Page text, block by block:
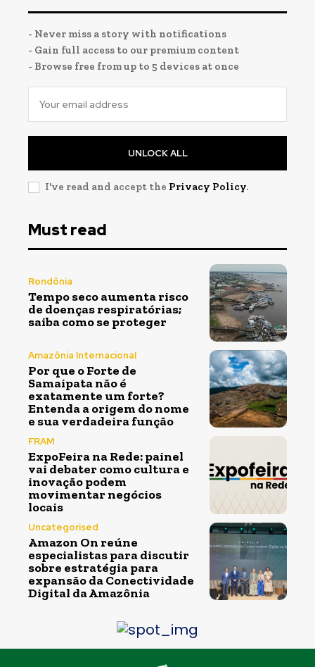
- Never miss a story with notifications
- Gain full access to our premium content
- Browse free from up to 5 devices at once
UNLOCK ALL
I've read and accept the Privacy Policy.
Must read
Rondônia
Tempo seco aumenta risco
de doenças respiratórias;
saiba como se proteger
Amazônia Internacional
Por que o Forte de
Samaipata não é
exatamente um forte?
Entenda a origem do nome
e sua verdadeira função
FRAM
ExpoFeira na Rede: painel
vai debater como cultura e
inovação podem
movimentar negócios
locais
Uncategorised
Amazon On reúne
especialistas para discutir
sobre estratégia para
expansão da Conectividade
Digital da Amazônia